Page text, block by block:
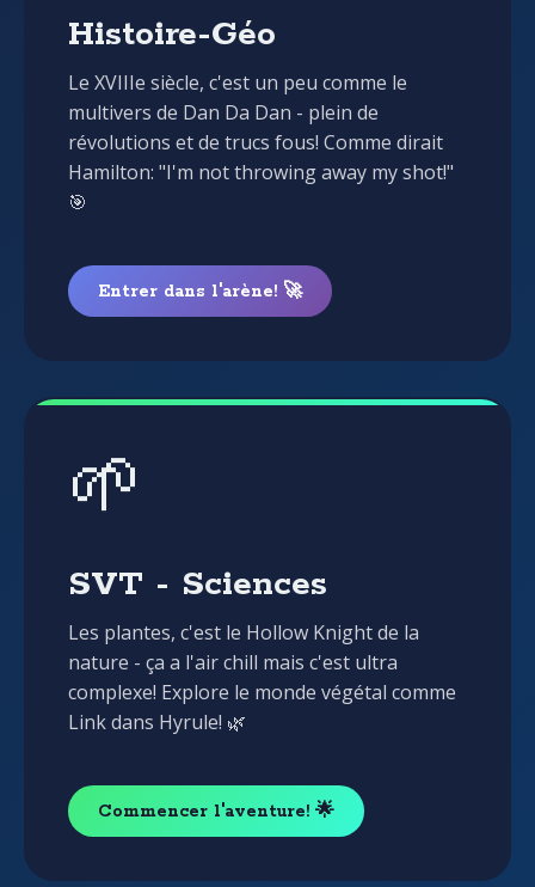
Histoire-Géo
Le XVIIIe siècle, c'est un peu comme le
multivers de Dan Da Dan - plein de
révolutions et de trucs fous! Comme dirait
Hamilton: "I'm not throwing away my shot!"
🎯
Entrer dans l'arène! 🚀
🌱
SVT - Sciences
Les plantes, c'est le Hollow Knight de la
nature - ça a l'air chill mais c'est ultra
complexe! Explore le monde végétal comme
Link dans Hyrule! 🌿
Commencer l'aventure! 🌟